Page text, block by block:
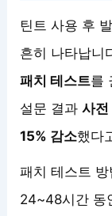
틴트 사용 후
흔히 나타납니
패치 테스트를
설문 결과사전
15% 감소했다
패치 테스트
24~48시간 동